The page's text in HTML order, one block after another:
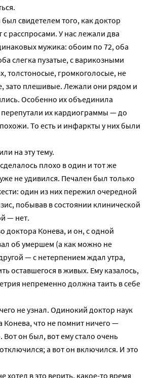
свидетелем того, как доктор
с расспросами. У нас лежали два
мужика: обоим по 72, оба
слегка пузатые, с варикозными
толстоносые, громкоголосые, не
зато плешивые. Лежали они рядом и
Особенно их объединила
перепутали их кардиограммы — до
То есть и инфаркты у них были
на эту тему.
плохо в один и тот же
не удивился. Печален был только
один из них пережил очередной
побывав в состоянии клинической
— нет.
доктора Конева, и он, с одной
об умершем (а как можно не
— с нетерпением ждал утра,
оставшегося в живых. Ему казалось,
непременно должна таить в себе
не узнал. Одинокий доктор наук
Конева, что не помнит ничего —
Вот он был, вот ему стало очень
а вот он включился. И это
хотел в это верить, какое-то время